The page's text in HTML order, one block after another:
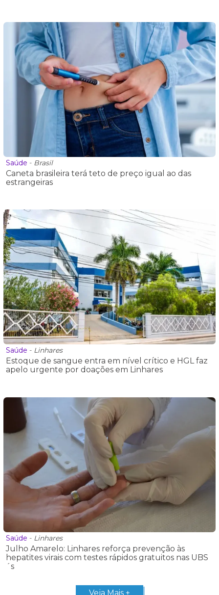
Saúde - Brasil
Caneta brasileira terá teto de preço igual ao das
estrangeiras
Saúde - Linhares
Estoque de sangue entra em nível crítico e HGL faz
apelo urgente por doações em Linhares
Saúde - Linhares
Julho Amarelo: Linhares reforça prevenção às
hepatites virais com testes rápidos gratuitos nas UBS
´s
Veja Mais +